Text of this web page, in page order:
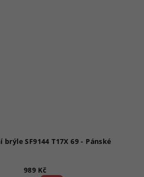
Fila sluneční brýle SF9144 T17X 69 - Pánské
989 Kč